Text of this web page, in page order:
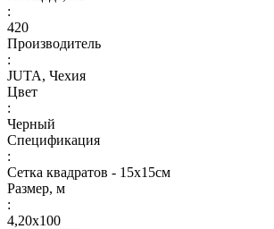
:
420
Производитель
:
JUTA, Чехия
Цвет
:
Черный
Спецификация
:
Сетка квадратов - 15х15см
Размер, м
:
4,20х100